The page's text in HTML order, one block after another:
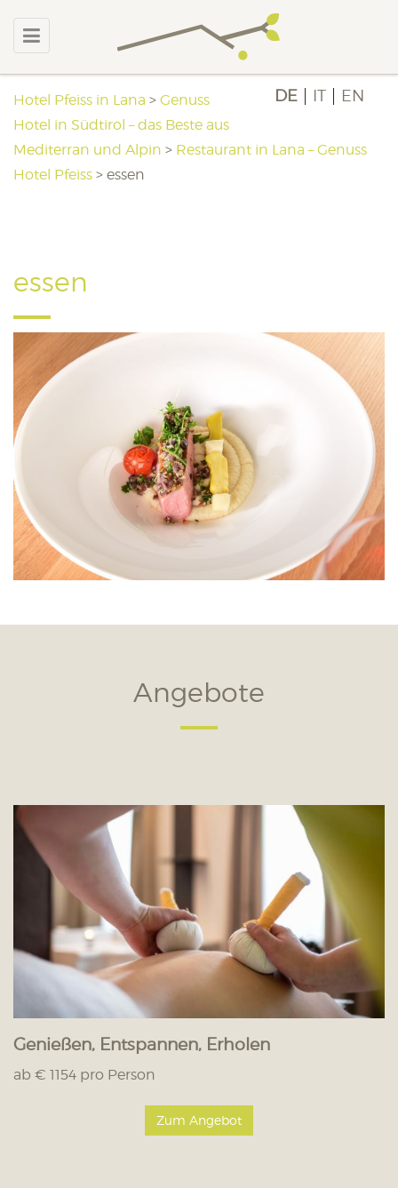
DE IT EN
Hotel Pfeiss in Lana > Genuss
Hotel in Südtirol – das Beste aus
Mediterran und Alpin > Restaurant in Lana – Genuss
Hotel Pfeiss > essen
essen
Angebote
Genießen, Entspannen, Erholen
ab € 1154 pro Person
Zum Angebot